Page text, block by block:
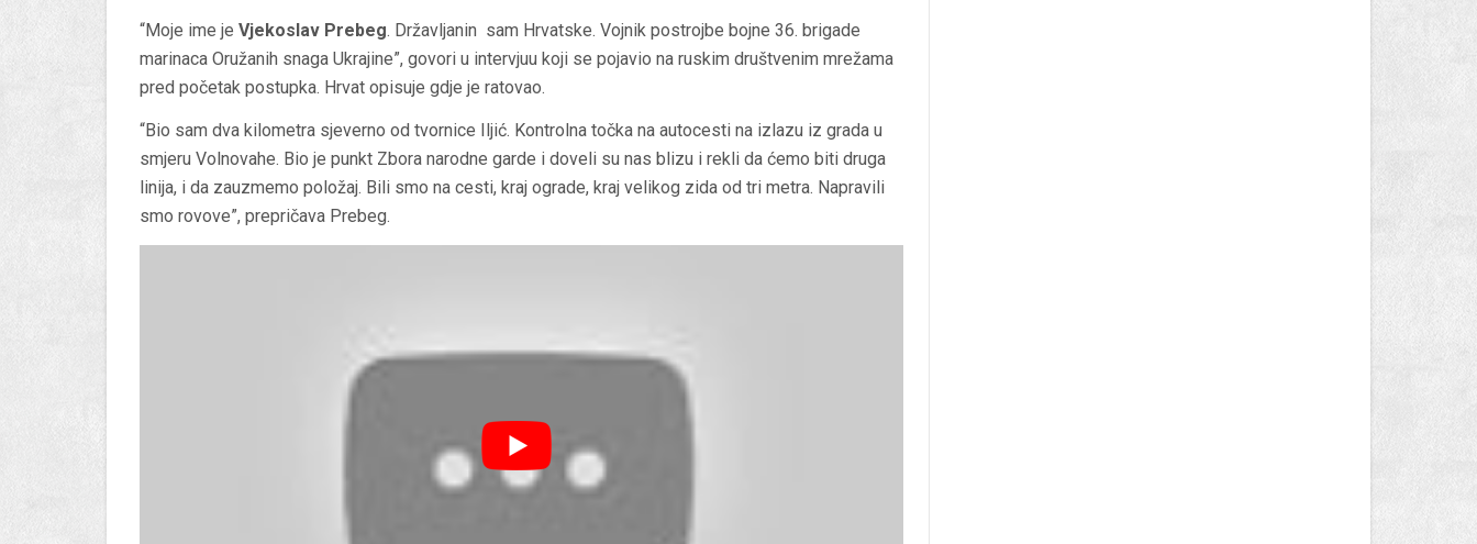
“Moje ime je Vjekoslav Prebeg. Državljanin sam Hrvatske. Vojnik postrojbe bojne 36. brigade
marinaca Oružanih snaga Ukrajine”, govori u intervjuu koji se pojavio na ruskim društvenim mrežama
pred početak postupka. Hrvat opisuje gdje je ratovao.
“Bio sam dva kilometra sjeverno od tvornice Iljić. Kontrolna točka na autocesti na izlazu iz grada u
smjeru Volnovahe. Bio je punkt Zbora narodne garde i doveli su nas blizu i rekli da ćemo biti druga
linija, i da zauzmemo položaj. Bili smo na cesti, kraj ograde, kraj velikog zida od tri metra. Napravili
smo rovove”, prepričava Prebeg.